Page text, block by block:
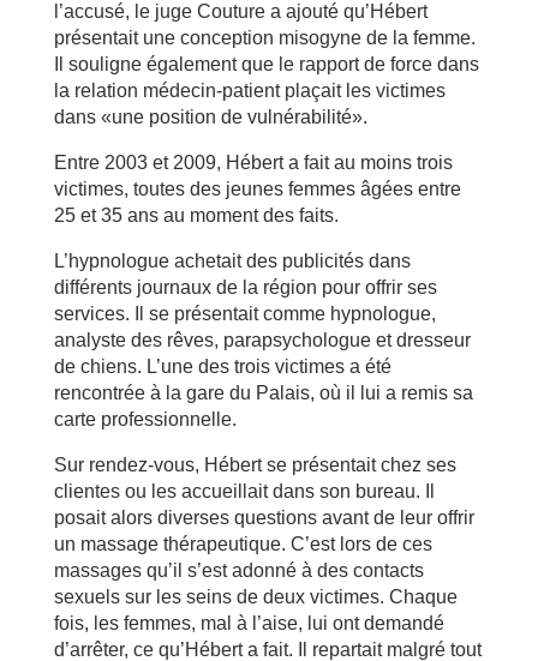
l’accusé, le juge Couture a ajouté qu’Hébert
présentait une conception misogyne de la femme.
Il souligne également que le rapport de force dans
la relation médecin-patient plaçait les victimes
dans «une position de vulnérabilité».
Entre 2003 et 2009, Hébert a fait au moins trois
victimes, toutes des jeunes femmes âgées entre
25 et 35 ans au moment des faits.
L’hypnologue achetait des publicités dans
différents journaux de la région pour offrir ses
services. Il se présentait comme hypnologue,
analyste des rêves, parapsychologue et dresseur
de chiens. L’une des trois victimes a été
rencontrée à la gare du Palais, où il lui a remis sa
carte professionnelle.
Sur rendez-vous, Hébert se présentait chez ses
clientes ou les accueillait dans son bureau. Il
posait alors diverses questions avant de leur offrir
un massage thérapeutique. C’est lors de ces
massages qu’il s’est adonné à des contacts
sexuels sur les seins de deux victimes. Chaque
fois, les femmes, mal à l’aise, lui ont demandé
d’arrêter, ce qu’Hébert a fait. Il repartait malgré tout